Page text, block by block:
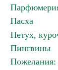
Пасха
Петух,
Пингвины
Пожелания: